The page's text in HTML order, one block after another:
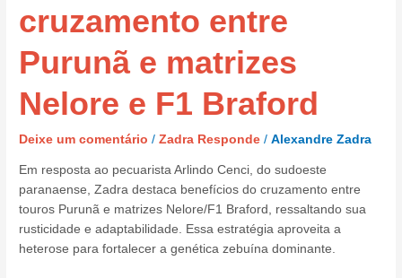
cruzamento entre
Purunã e matrizes
Nelore e F1 Braford
Deixe um comentário /Zadra Responde /Alexandre Zadra
Em resposta ao pecuarista Arlindo Cenci, do sudoeste
paranaense, Zadra destaca benefícios do cruzamento entre
touros Purunã e matrizes Nelore/F1 Braford, ressaltando sua
rusticidade e adaptabilidade. Essa estratégia aproveita a
heterose para fortalecer a genética zebuína dominante.
Purunã
matrizes
Braford